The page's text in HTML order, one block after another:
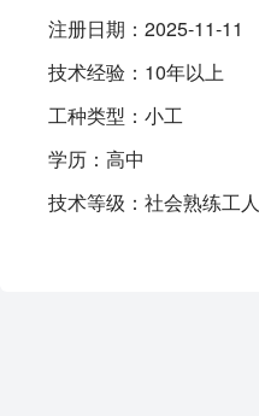
注册日期： 2025-11-11
技术经验： 10年以上
工种类型： 小工
学历： 高中
技术等级： 社会熟练工人